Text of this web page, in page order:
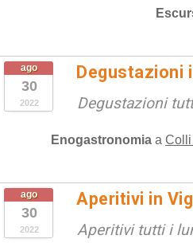
ago
30
2022
Degustazioni
Degustazioni
Enogastronomia a Colli
ago
30
2022
Aperitivi in
Aperitivi tutti i